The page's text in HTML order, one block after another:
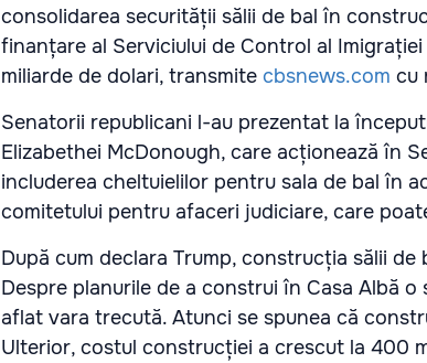
consolidarea securității sălii de bal în
finanțare al Serviciului de Control al
miliarde de dolari, transmite cbsnews.com cu
Senatorii republicani l-au prezentat la
Elizabethei McDonough, care acționează în
includerea cheltuielilor pentru sala de bal în
comitetului pentru afaceri judiciare, care
După cum declara Trump, construcția sălii
Despre planurile de a construi în Casa Albă
aflat vara trecută. Atunci se spunea că
Ulterior, costul construcției a crescut la 400